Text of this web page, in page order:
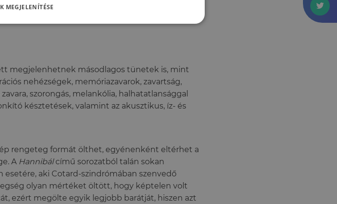
megjelenhetnek másodlagos tünetek is, mint
nehézségek, memóriazavarok, zavartság,
szorongás, melankólia, halhatatlansággal
késztetések, valamint az akusztikus, íz- és
rengeteg formát ölthet, egyénenként eltérhet a
A Hannibálcímű sorozatból talán sokan
esetére, aki Cotard-szindrómában szenvedő
olyan mértéket öltött, hogy képtelen volt
ezért megölte egyik legjobb barátját, hiszen azt
MEGJELENÍTÉSE